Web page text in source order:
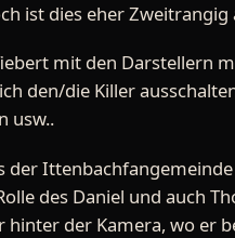
ist dies eher Zweitrangig
mit den Darstellern
den/die Killer
usw..
des Daniel und auch
der Kamera, wo er